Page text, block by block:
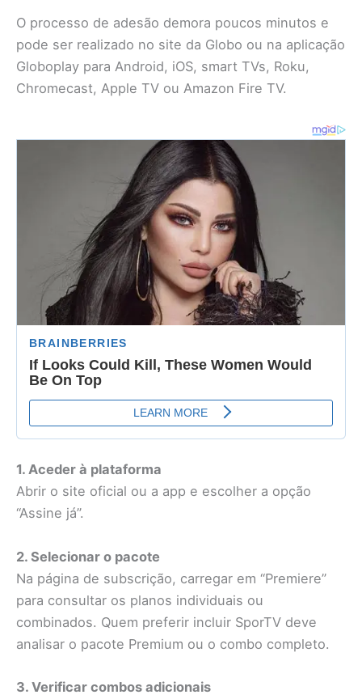
O processo de adesão demora poucos minutos e
pode ser realizado no site da Globo ou na aplicação
Globoplay para Android, iOS, smart TVs, Roku,
Chromecast, Apple TV ou Amazon Fire TV.
1. Aceder à plataforma
Abrir o site oficial ou a app e escolher a opção
“Assine já”.
2. Selecionar o pacote
Na página de subscrição, carregar em “Premiere”
para consultar os planos individuais ou
combinados. Quem preferir incluir SporTV deve
analisar o pacote Premium ou o combo completo.
3. Verificar combos adicionais